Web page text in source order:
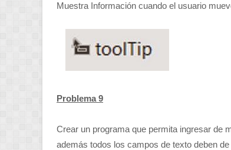
Muestra Información cuando el usuario
Problema 9
Crear un programa que permita ingresar de
además todos los campos de texto deben